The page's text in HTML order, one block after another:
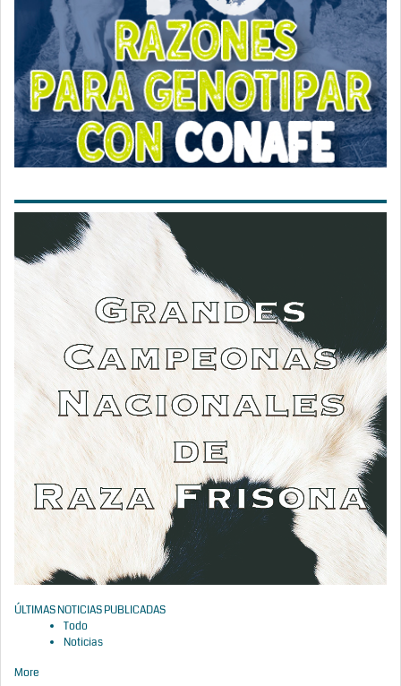
ÚLTIMAS NOTICIAS PUBLICADAS
Todo
Noticias
More